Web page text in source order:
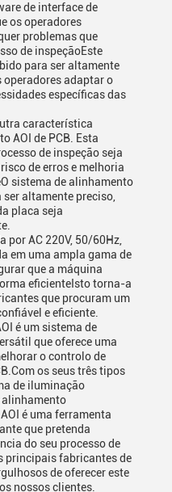
de interface de
os operadores
problemas que
de inspeçãoEste
para ser altamente
adaptar o
específicas das
característica
AOI de PCB. Esta
de inspeção seja
de erros e melhoria
sistema de alinhamento
altamente preciso,
placa seja
por AC 220V, 50/60Hz,
em uma ampla gama de
que a máquina
eficienteIsto torna-a
que procuram um
e eficiente.
é um sistema de
que oferece uma
o controlo de
os seus três tipos
de iluminação
é uma ferramenta
que pretenda
do seu processo de
principais fabricantes de
de oferecer este
nossos clientes.